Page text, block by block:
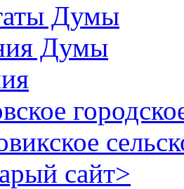
Думы
Думы
сайт>